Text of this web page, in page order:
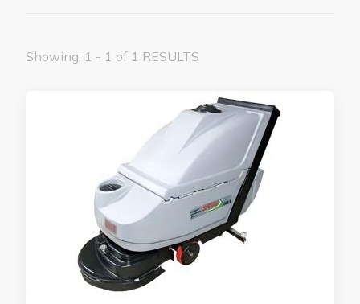
Showing: 1 - 1 of 1 RESULTS